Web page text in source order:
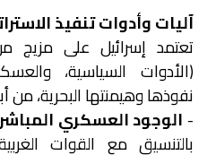
آليات وأدوات تنفيذ
تعتمد إسرائيل على مزيج
(الأدوات السياسية،
نفوذها وهيمنتها البحرية، من
- الوجود العسكري
بالتنسيق مع القوات